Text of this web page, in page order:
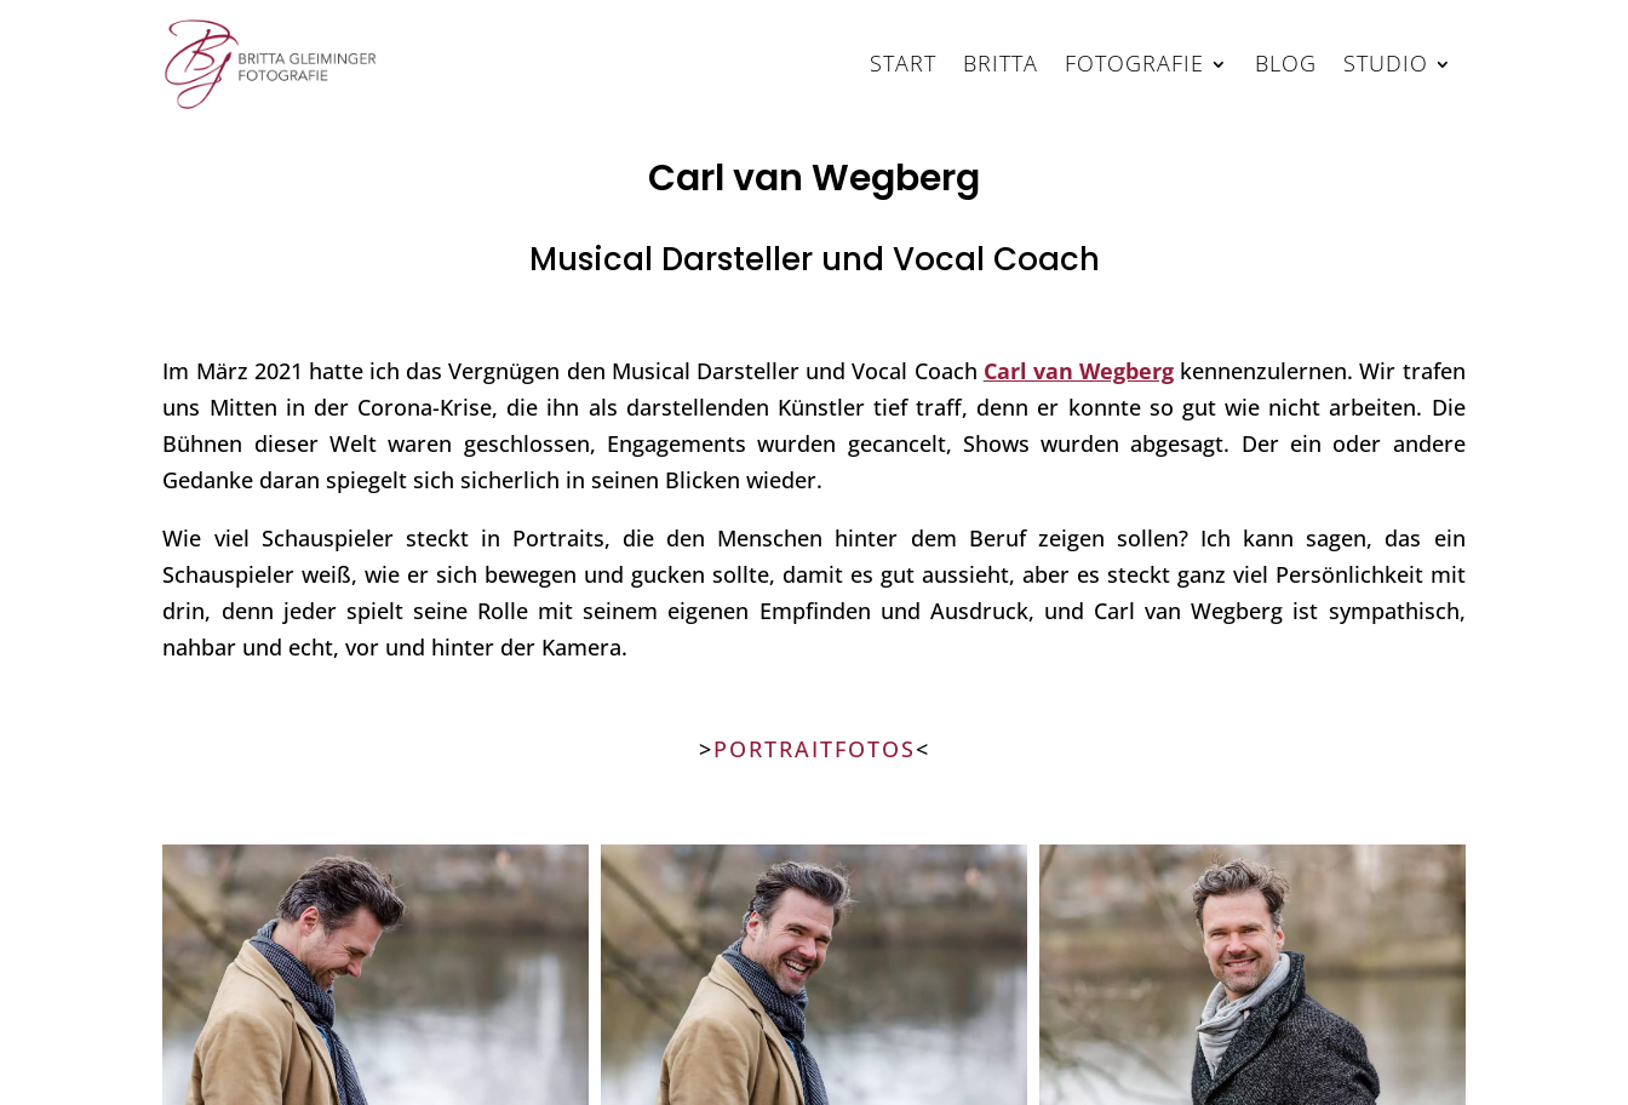
START BRITTA FOTOGRAFIE BLOG STUDIO
Carl van Wegberg
Musical Darsteller und Vocal Coach
Im März 2021 hatte ich das Vergnügen den Musical Darsteller und Vocal Coach Carl van Wegberg kennenzulernen. Wir trafen
uns Mitten in der Corona-Krise, die ihn als darstellenden Künstler tief traff, denn er konnte so gut wie nicht arbeiten. Die
Bühnen dieser Welt waren geschlossen, Engagements wurden gecancelt, Shows wurden abgesagt. Der ein oder andere
Gedanke daran spiegelt sich sicherlich in seinen Blicken wieder.
Wie viel Schauspieler steckt in Portraits, die den Menschen hinter dem Beruf zeigen sollen? Ich kann sagen, das ein
Schauspieler weiß, wie er sich bewegen und gucken sollte, damit es gut aussieht, aber es steckt ganz viel Persönlichkeit mit
drin, denn jeder spielt seine Rolle mit seinem eigenen Empfinden und Ausdruck, und Carl van Wegberg ist sympathisch,
nahbar und echt, vor und hinter der Kamera.
>PORTRAITFOTOS<